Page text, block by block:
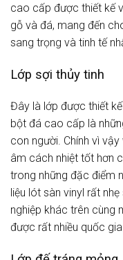
cao cấp được thiết kế
gỗ và đá, mang đến
sang trọng và tinh tế
Lớp sợi thủy tinh
Đây là lớp được thiết
bột đá cao cấp là
con người. Chính vì
âm cách nhiệt tốt hơn
trong những đặc điểm
liệu lót sàn vinyl rất
nghiệp khác trên cùng
được rất nhiều quốc